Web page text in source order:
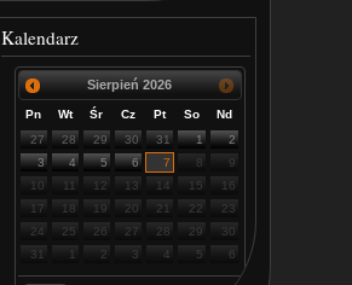
Kalendarz
Sierpień 2026
Pn Wt Śr Cz Pt So
Nd
27
28 29 30 31 1
2
3
4 5 6 7 8
9
10
11 12 13 14 15
16
17
18 19 20 21 22
23
24
25 26 27 28 29
30
31
1 2 3 4 5 6